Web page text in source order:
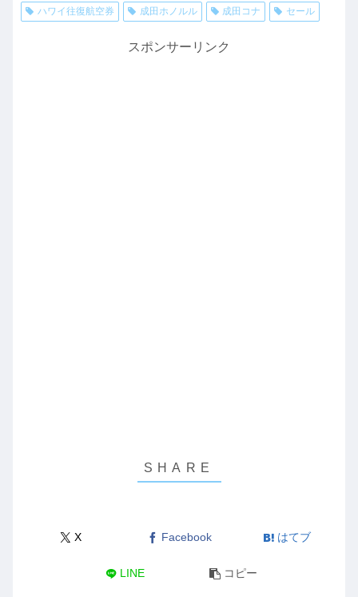
ハワイ往復航空券
成田ホノルル 成田コナ セール
スポンサーリンク
X Facebook はてブ
LINE コピー